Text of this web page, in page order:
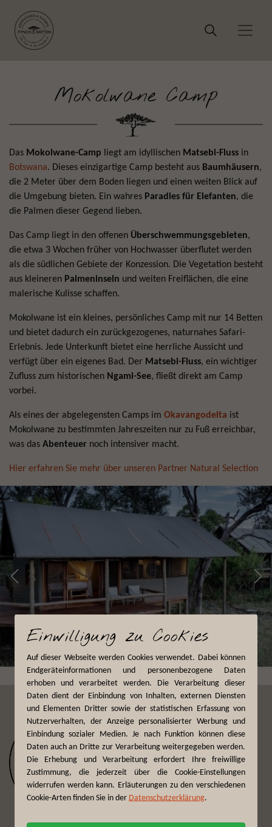
Mokolwane Camp
Das Mokolwane-Camp liegt am idyllischen Matsebi-Fluss in
Botswana. Dieses einzigartige Camp besteht aus Baumhäusern,
die 2 Meter über dem Boden liegen und einen weiten Blick auf
die Umgebung bieten. Ein wahres Paradies für Elefanten, die
die Palmen dieser Gegend lieben.
Das Camp liegt in den offenen Überschwemmungsgebieten,
die etwa 3 Wochen früher von Hochwasser überflutet werden
als die südlichen Gebiete der Konzession. Die Vegetation besteht
aus kleineren Palmeninseln und weiten Freiflächen, die eine
malerische Kulisse schaffen.
Mokolwane ist ein kleines, persönliches Camp mit nur 14 Betten
und bietet dadurch ein zurückgezogenes, naturnahes Safari-
Erlebnis. Jede Unterkunft bietet eine herrliche Aussicht und
verfügt über ein eigenes Bad. Der Matsebi-Fluss, ein wichtiger
Zufluss zum historischen Ngami-See, fließt direkt am Camp
vorbei.
Als eines der abgelegensten Camps im Okavangodelta ist
Mokolwane zu bestimmten Jahreszeiten nur zu Fuß erreichbar,
was das Abenteuer noch intensiver macht.
Hier erfahren Sie mehr über unseren Partner Natural Selection
Einwilligung zu Cookies
Auf dieser Webseite werden Cookies verwendet. Dabei können
Endgeräteinformationen und personenbezogene Daten
erhoben und verarbeitet werden. Die Verarbeitung dieser
Daten dient der Einbindung von Inhalten, externen Diensten
und Elementen Dritter sowie der statistischen Erfassung von
Nutzerverhalten, der Anzeige personalisierter Werbung und
Einbindung sozialer Medien. Je nach Funktion können diese
Daten auch an Dritte zur Verarbeitung weitergegeben werden.
Die Erhebung und Verarbeitung erfordert Ihre freiwillige
Zustimmung, die jederzeit über die Cookie-Einstellungen
widerrufen werden kann. Erläuterungen zu den verschiedenen
Cookie-Arten finden Sie in der Datenschutzerklärung.